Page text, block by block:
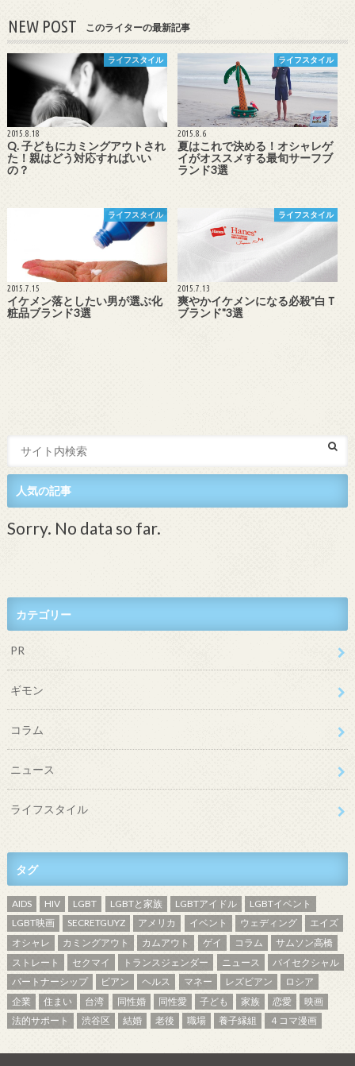
NEW POST このライターの最新記事
ライフスタイル
2015.8.18
Q. 子どもにカミングアウトされ
た！親はどう対応すればいい
の？
ライフスタイル
2015.8.6
夏はこれで決める！オシャレゲ
イがオススメする最旬サーフブ
ランド3選
ライフスタイル
2015.7.15
イケメン落としたい男が選ぶ化
粧品ブランド3選
ライフスタイル
2015.7.13
爽やかイケメンになる必殺"白Ｔ
ブランド"3選
人気の記事
Sorry. No data so far.
カテゴリー
PR
ギモン
コラム
ニュース
ライフスタイル
タグ
AIDS HIV LGBT LGBTと家族 LGBTアイドル
LGBTイベント
LGBT映画
SECRETGUYZ アメリカ イベント ウェディング
エイズ
オシャレ
カミングアウト カムアウト ゲイ コラム
サムソン高橋
ストレート
セクマイ トランスジェンダー ニュース
バイセクシャル
パートナーシップ
ビアン ヘルス マネー レズビアン
ロシア
企業
住まい 台湾 同性婚 同性愛 子ども 家族 恋愛
映画
法的サポート
渋谷区 結婚 老後 職場 養子縁組 ４コマ漫画